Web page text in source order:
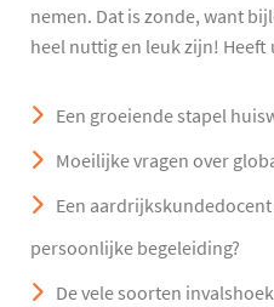
nemen. Dat is zonde, want
heel nuttig en leuk zijn!
Een groeiende stapel
Moeilijke vragen over
Een
persoonlijke begeleiding?
De vele soorten